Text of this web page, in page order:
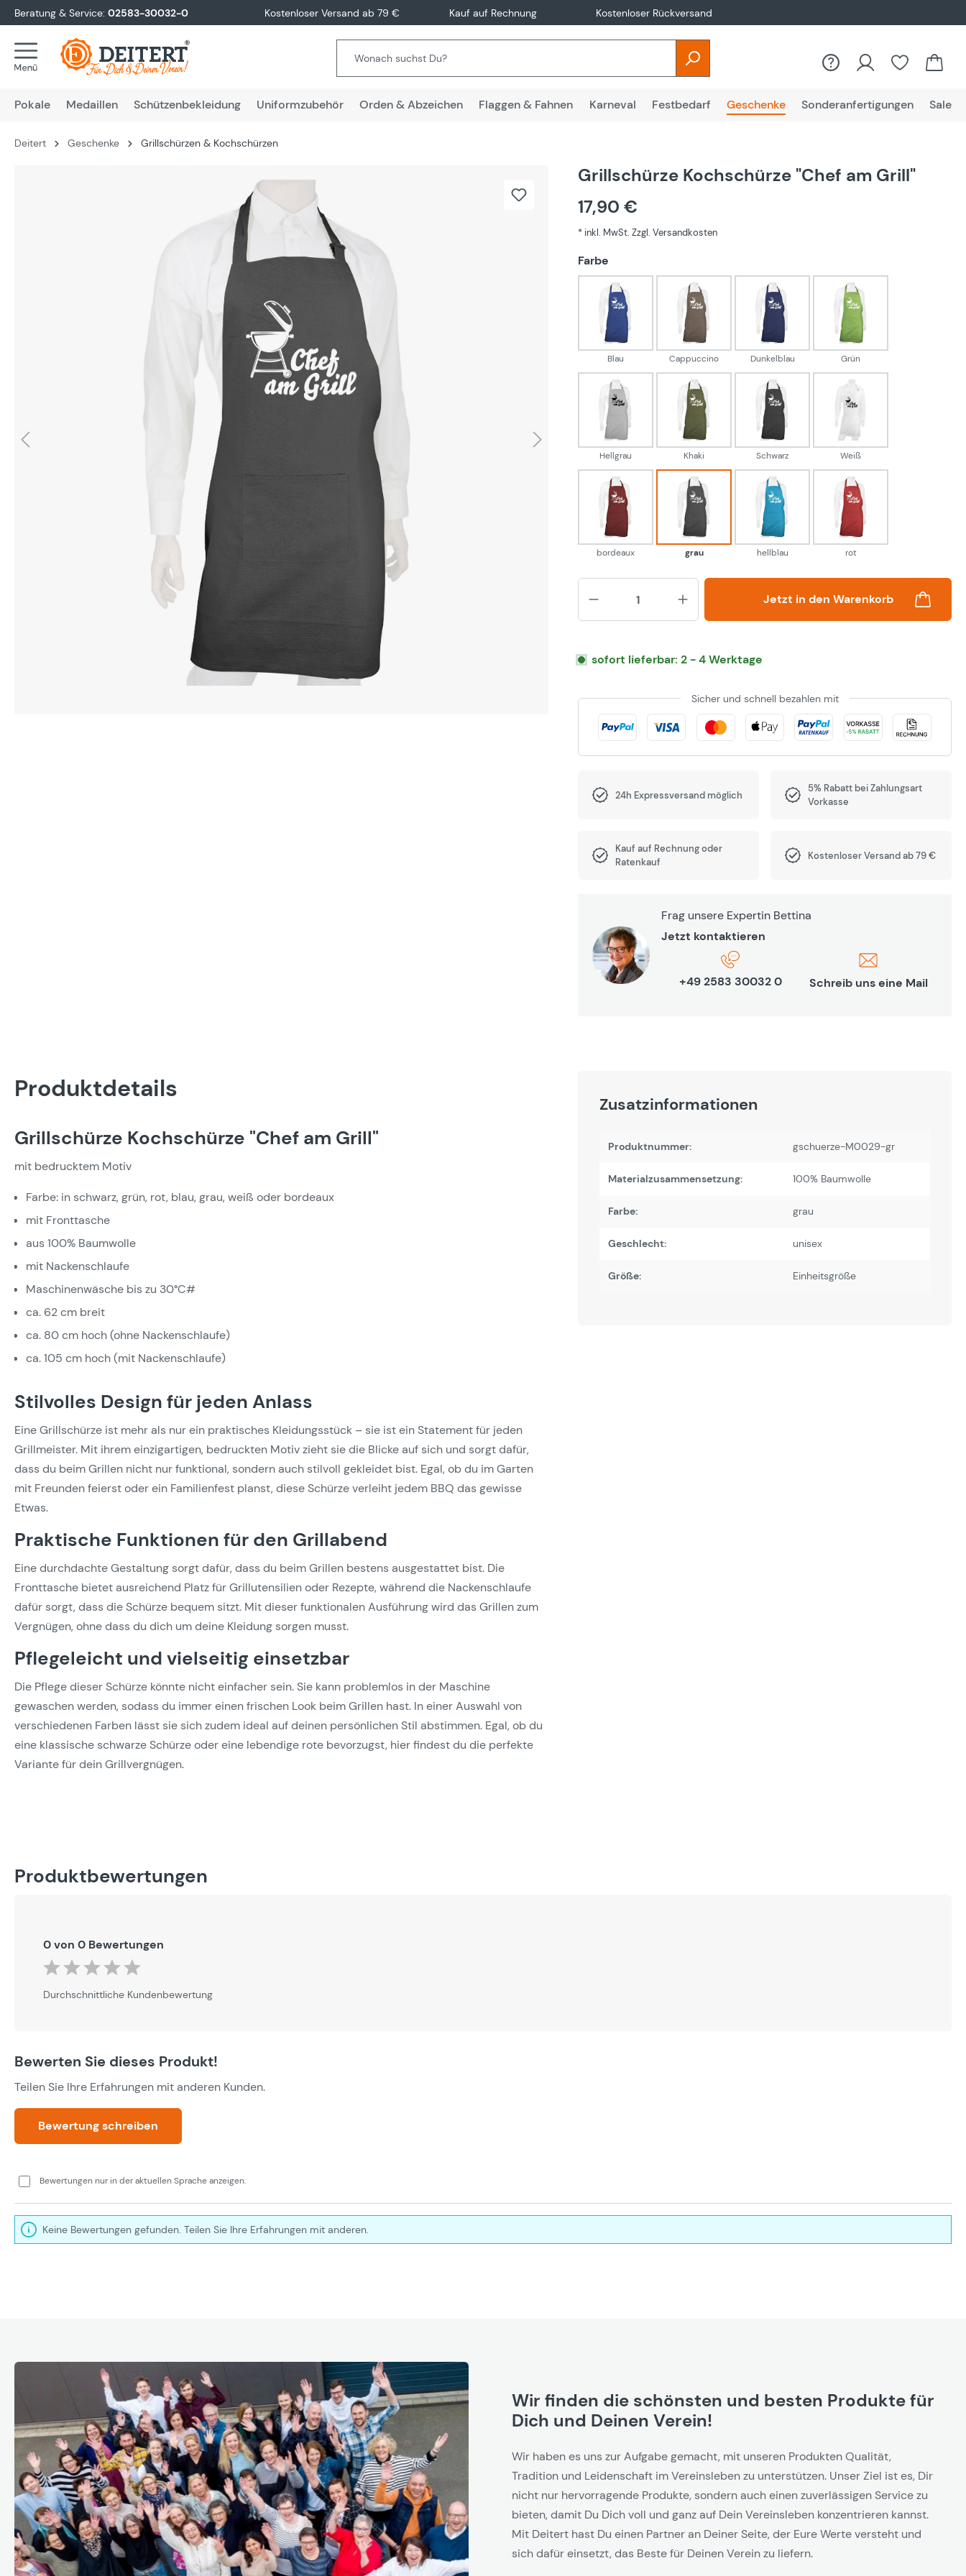
Zur Hauptnavigation springen
Beratung & Service: 02583-30032-0 Kostenloser Versand ab 79 € Kauf auf Rechnung Kostenloser Rückversand
Pokale Medaillen Schützenbekleidung Uniformzubehör Orden & Abzeichen Flaggen & Fahnen Karneval Festbedarf Geschenke Sonderanfertigungen Sale
Deitert Geschenke Grillschürzen & Kochschürzen
Grillschürze Kochschürze "Chef am Grill"
17,90 €
* inkl. MwSt. Zzgl. Versandkosten
Farbe
Blau
Blau
Cappuccino
Cappuccino
Dunkelblau
Dunkelblau
Grün
Grün
Hellgrau
Hellgrau
Khaki
Khaki
Schwarz
Schwarz
Weiß
Weiß
bordeaux
bordeaux
grau
grau
hellblau
hellblau
rot
rot
Produkt Anzahl: Gib den
Jetzt in den Warenkorb
sofort lieferbar: 2 - 4 Werktage
Sicher und schnell bezahlen mit
24h Expressversand möglich
5% Rabatt bei Zahlungsart
Vorkasse
Kauf auf Rechnung oder
Ratenkauf
Kostenloser Versand ab 79 €
Frag unsere Expertin Bettina
Jetzt kontaktieren
+49 2583 30032 0 Schreib uns eine Mail
Produktdetails
Grillschürze Kochschürze "Chef am Grill"
mit bedrucktem Motiv
Farbe: in schwarz, grün, rot, blau, grau, weiß oder bordeaux
mit Fronttasche
aus 100% Baumwolle
mit Nackenschlaufe
Maschinenwäsche bis zu 30°C#
ca. 62 cm breit
ca. 80 cm hoch (ohne Nackenschlaufe)
ca. 105 cm hoch (mit Nackenschlaufe)
Stilvolles Design für jeden Anlass
Eine Grillschürze ist mehr als nur ein praktisches Kleidungsstück – sie ist ein Statement für jeden
Grillmeister. Mit ihrem einzigartigen, bedruckten Motiv zieht sie die Blicke auf sich und sorgt dafür,
dass du beim Grillen nicht nur funktional, sondern auch stilvoll gekleidet bist. Egal, ob du im Garten
mit Freunden feierst oder ein Familienfest planst, diese Schürze verleiht jedem BBQ das gewisse
Etwas.
Praktische Funktionen für den Grillabend
Eine durchdachte Gestaltung sorgt dafür, dass du beim Grillen bestens ausgestattet bist. Die
Fronttasche bietet ausreichend Platz für Grillutensilien oder Rezepte, während die Nackenschlaufe
dafür sorgt, dass die Schürze bequem sitzt. Mit dieser funktionalen Ausführung wird das Grillen zum
Vergnügen, ohne dass du dich um deine Kleidung sorgen musst.
Pflegeleicht und vielseitig einsetzbar
Die Pflege dieser Schürze könnte nicht einfacher sein. Sie kann problemlos in der Maschine
gewaschen werden, sodass du immer einen frischen Look beim Grillen hast. In einer Auswahl von
verschiedenen Farben lässt sie sich zudem ideal auf deinen persönlichen Stil abstimmen. Egal, ob du
eine klassische schwarze Schürze oder eine lebendige rote bevorzugst, hier findest du die perfekte
Variante für dein Grillvergnügen.
Zusatzinformationen
Produktnummer: gschuerze-M0029-gr
Materialzusammensetzung: 100% Baumwolle
Farbe: grau
Geschlecht: unisex
Größe: Einheitsgröße
Produktbewertungen
0 von 0 Bewertungen
Durchschnittliche Bewertung von 0 von 5 Sternen
Durchschnittliche Kundenbewertung
Bewerten Sie dieses Produkt!
Teilen Sie Ihre Erfahrungen mit anderen Kunden.
Bewertung schreiben
Bewertungen nur in der aktuellen Sprache anzeigen.
Keine Bewertungen gefunden. Teilen Sie Ihre Erfahrungen mit anderen.
Wir finden die schönsten und besten Produkte für
Dich und Deinen Verein!
Wir haben es uns zur Aufgabe gemacht, mit unseren Produkten Qualität,
Tradition und Leidenschaft im Vereinsleben zu unterstützen. Unser Ziel ist es, Dir
nicht nur hervorragende Produkte, sondern auch einen zuverlässigen Service zu
bieten, damit Du Dich voll und ganz auf Dein Vereinsleben konzentrieren kannst.
Mit Deitert hast Du einen Partner an Deiner Seite, der Eure Werte versteht und
sich dafür einsetzt, das Beste für Deinen Verein zu liefern.